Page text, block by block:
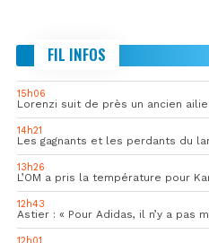
FIL INFOS
15h06
Lorenzi suit de près un ancien
14h21
Les gagnants et les perdants du
13h26
L’OM a pris la température pour
12h43
Astier : « Pour Adidas, il n’y a pas